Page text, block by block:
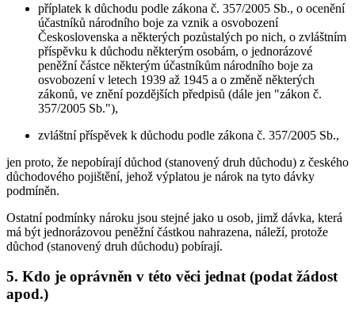
příplatek k důchodu podle zákona č. 357/2005 Sb., o ocenění
účastníků národního boje za vznik a osvobození
Československa a některých pozůstalých po nich, o zvláštním
příspěvku k důchodu některým osobám, o jednorázové
peněžní částce některým účastníkům národního boje za
osvobození v letech 1939 až 1945 a o změně některých
zákonů, ve znění pozdějších předpisů (dále jen "zákon č.
357/2005 Sb."),
zvláštní příspěvek k důchodu podle zákona č. 357/2005 Sb.,
jen proto, že nepobírají důchod (stanovený druh důchodu) z českého
důchodového pojištění, jehož výplatou je nárok na tyto dávky
podmíněn.
Ostatní podmínky nároku jsou stejné jako u osob, jimž dávka, která
má být jednorázovou peněžní částkou nahrazena, náleží, protože
důchod (stanovený druh důchodu) pobírají.
5. Kdo je oprávněn v této věci jednat (podat žádost
apod.)